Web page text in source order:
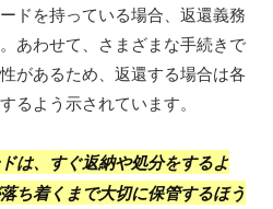
ドを持っている場合、返還義務
あわせて、さまざまな手続きで
があるため、返還する場合は各
るよう示されています。
は、すぐ返納や処分をするよ
ち着くまで大切に保管するほう